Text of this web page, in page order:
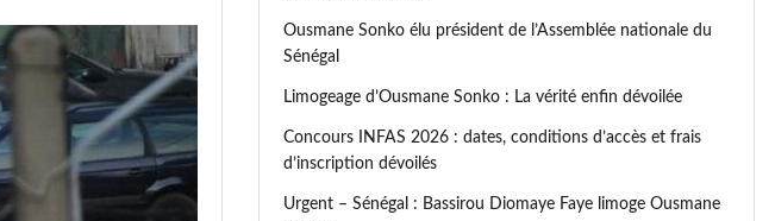
Ousmane Sonko élu président de l’Assemblée nationale du
Sénégal
Limogeage d’Ousmane Sonko : La vérité enfin dévoilée
Concours INFAS 2026 : dates, conditions d’accès et frais
d’inscription dévoilés
Urgent – Sénégal : Bassirou Diomaye Faye limoge Ousmane